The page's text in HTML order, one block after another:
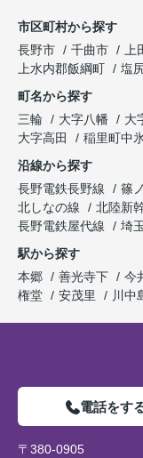
市区町村から探す
長野市
千曲市
上水内郡飯綱町
塩
町名から探す
三輪
大字八幡 大
大字高田
稲里町中
沿線から探す
長野電鉄長野線
篠
北しなの線
北陸新
長野電鉄屋代線
埼
駅から探す
本郷
善光寺下 今
権堂
安茂里 川中
電話をす
〒380-0905